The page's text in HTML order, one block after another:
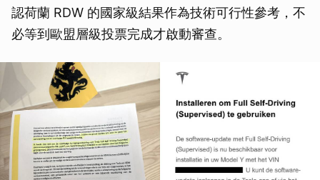
認荷蘭 RDW 的國家級結果作為技術可行性參考，不
必等到歐盟層級投票完成才啟動審查。